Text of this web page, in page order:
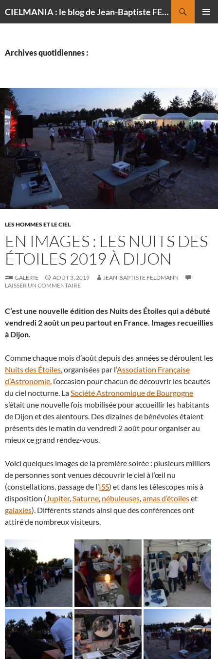
CIELMANIA : le blog de Jean-Baptiste FELDMANN, photographe du ciel
Archives quotidiennes :
LES HOMMES ET LE CIEL
EN IMAGES : LES NUITS DES
ÉTOILES 2019 À DIJON
GALERIE AOÛT 3, 2019
JEAN-BAPTISTE FELDMANN
LAISSER UN COMMENTAIRE
C’est une nouvelle édition des Nuits des Étoiles qui a débuté
vendredi 2 août un peu partout en France. Images recueillies
à Dijon.
Comme chaque mois d’août depuis des années se déroulent les
Nuits des Étoiles, organisées par l’Association Française
d’Astronomie, l’occasion pour chacun de découvrir les beautés
du ciel nocturne. LaSociété Astronomique de Bourgogne
s’était une nouvelle fois mobilisée pour accueillir les habitants
de Dijon et des alentours. Des dizaines de bénévoles étaient
présents dès le matin du vendredi 2 août pour organiser au
mieux ce grand rendez-vous.
Voici quelques images de la première soirée : plusieurs milliers
de personnes sont venues découvrir le ciel à l’œil nu
(constellations, passage de l’ISS) et dans les télescopes mis à
disposition (Jupiter,Saturne, nébuleuses,amas d’étoileset
galaxies). Différents stands ainsi que des conférences ont
attiré de nombreux visiteurs.